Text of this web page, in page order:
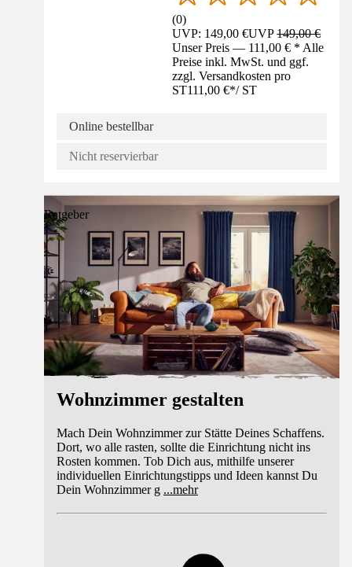
(0)
UVP: 149,00 €UVP149,00 €
Unser Preis — 111,00 € * Alle
Preise inkl. MwSt. und ggf.
zzgl. Versandkosten pro
ST111,00 €*/ ST
Online bestellbar
Nicht reservierbar
Ratgeber
Wohnzimmer gestalten
Mach Dein Wohnzimmer zur Stätte Deines Schaffens.
Dort, wo alle rasten, sollte die Einrichtung nicht ins
Rosten kommen. Tob Dich aus, mithilfe unserer
individuellen Einrichtungstipps und Ideen kannst Du
Dein Wohnzimmer g ...mehr